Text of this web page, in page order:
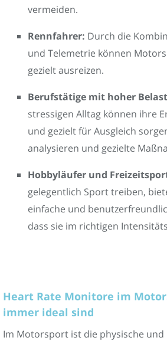
vermeiden.
Rennfahrer: Durch die
und Telemetrie können
gezielt ausreizen.
Berufstätige mit hoher
stressigen Alltag können ihre
und gezielt für Ausgleich
analysieren und gezielte
Hobbyläufer und
gelegentlich Sport treiben,
einfache und
dass sie im richtigen
Heart Rate Monitore im
immer ideal sind
Im Motorsport ist die physische